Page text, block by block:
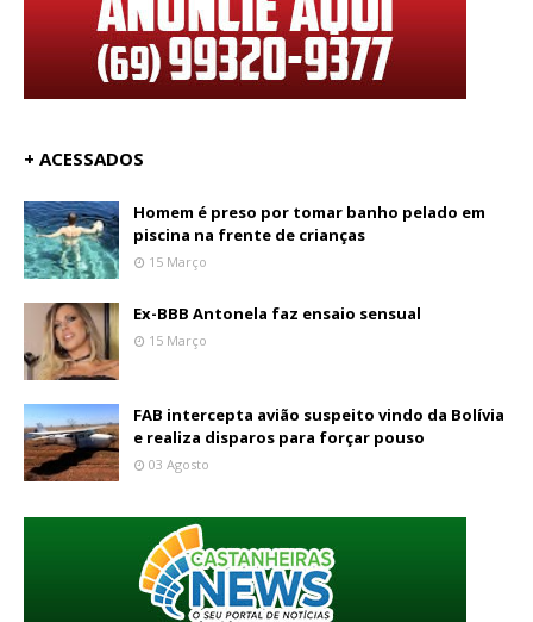
+ ACESSADOS
Homem é preso por tomar banho pelado em
piscina na frente de crianças
15 Março
Ex-BBB Antonela faz ensaio sensual
15 Março
FAB intercepta avião suspeito vindo da Bolívia
e realiza disparos para forçar pouso
03 Agosto